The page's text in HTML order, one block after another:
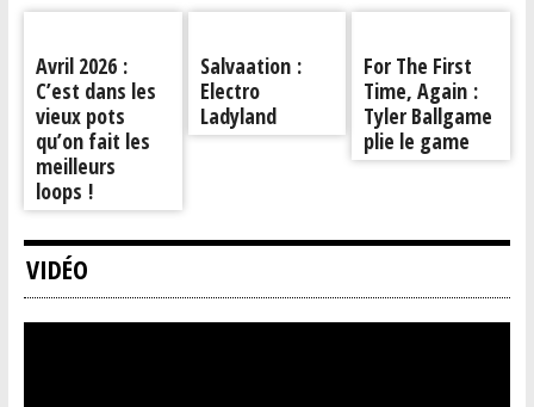
Avril 2026 :
C’est dans les
vieux pots
qu’on fait les
meilleurs
loops !
Salvaation :
Electro
Ladyland
For The First
Time, Again :
Tyler Ballgame
plie le game
VIDÉO